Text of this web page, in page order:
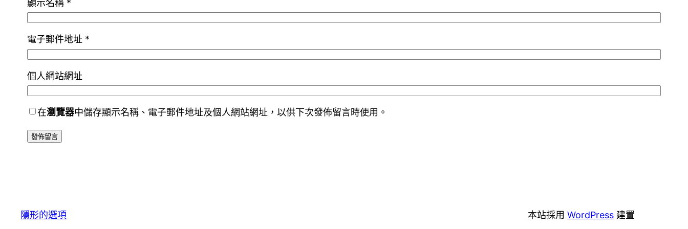
顯示名稱 *
電子郵件地址 *
個人網站網址
在瀏覽器中儲存顯示名稱、電子郵件地址及個人網站網址，以供下次發佈留言時使用。
隱形的選項 本站採用 WordPress 建置